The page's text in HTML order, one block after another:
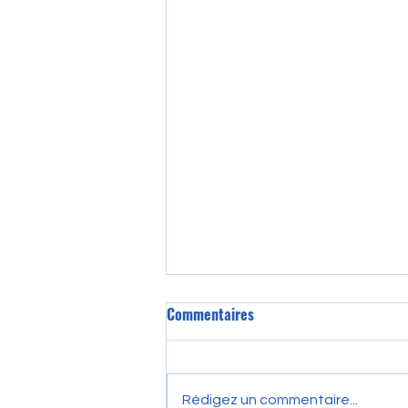
Exercices développement
difficultés d’attention, stress…
Commentaires
Rédigez un commentaire...